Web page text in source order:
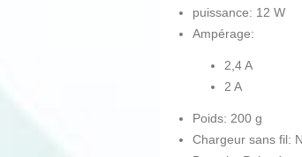
puissance: 12 W
Ampérage:
2,4 A
2 A
Poids: 200 g
Chargeur sans fil: